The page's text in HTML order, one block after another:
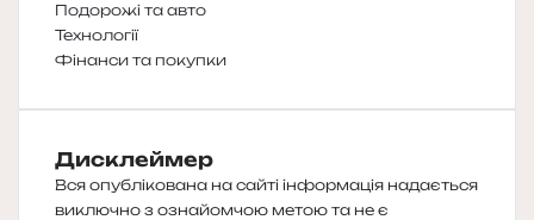
Подорожі та авто
Технології
Фінанси та покупки
Дисклеймер
Вся опублікована на сайті інформація надається
виключно з ознайомчою метою та не є